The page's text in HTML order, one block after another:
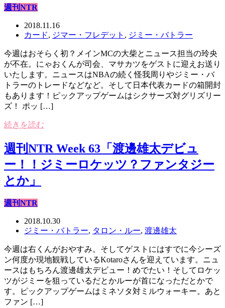
週刊NTR
2018.11.16
カード, ジマー・フレデット , ジミー・バトラー
今週はおそらく初？メインMCの大柴とニュース担当の玲央
が不在。にゃおくんが司会、マサカツをゲストに迎えお送り
いたします。ニュースはNBAの続く怪我周りやジミー・バ
トラーのトレードなどなど。そして日本代表カードの箱開封
もあります！ピックアップゲームはシクサーズ対グリズリー
ズ！ ポッ […]
続きを読む
週刊NTR Week 63「渡邊雄太デビュ
ー！！ジミーロケッツ？ファンタジー
とか」
週刊NTR
2018.10.30
ジミー・バトラー, タロン・ルー, 渡邊雄太
今週は右くんがおやすみ。そしてゲストにはすでに今シーズ
ン何度か現地観戦しているKotaroさんを迎えています。ニュ
ースはもちろん渡邊雄太デビュー！めでたい！そしてロケッ
ツがジミーを狙っているだとかルーが首になっただとかで
す。ピックアップゲームはミネソタ対ミルウォーキー。あと
ファン […]